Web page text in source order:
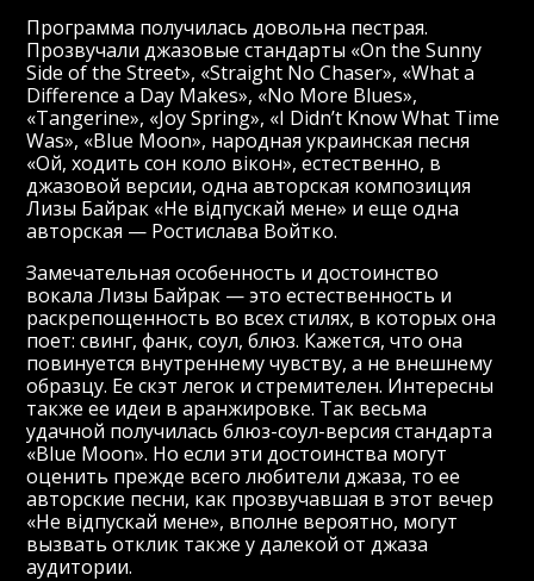
Программа получилась довольна пестрая.
Прозвучали джазовые стандарты «On the Sunny
Side of the Street», «Straight No Chaser», «What a
Difference a Day Makes», «No More Blues»,
«Tangerine», «Joy Spring», «I Didn’t Know What Time
Was», «Blue Moon», народная украинская песня
«Ой, ходить сон коло вікон», естественно, в
джазовой версии, одна авторская композиция
Лизы Байрак «Не відпускай мене» и еще одна
авторская — Ростислава Войтко.
Замечательная особенность и достоинство
вокала Лизы Байрак — это естественность и
раскрепощенность во всех стилях, в которых она
поет: свинг, фанк, соул, блюз. Кажется, что она
повинуется внутреннему чувству, а не внешнему
образцу. Ее скэт легок и стремителен. Интересны
также ее идеи в аранжировке. Так весьма
удачной получилась блюз-соул-версия стандарта
«Blue Moon». Но если эти достоинства могут
оценить прежде всего любители джаза, то ее
авторские песни, как прозвучавшая в этот вечер
«Не відпускай мене», вполне вероятно, могут
вызвать отклик также у далекой от джаза
аудитории.